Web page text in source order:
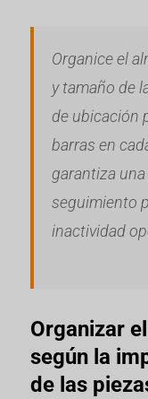
Organice el
y tamaño de
de ubicación
barras en
garantiza
seguimiento
inactividad
Organizar
según la
de las